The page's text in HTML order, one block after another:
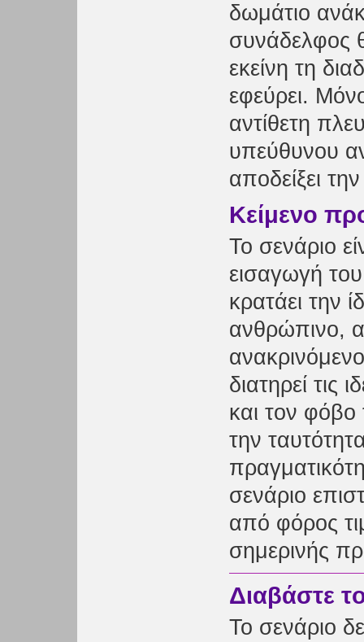
δωμάτιο
συνάδελφος
εκείνη τη
εφεύρει.
αντίθετη
υπεύθυνου
αποδείξει
Κείμενο
Το σενάριο
εισαγωγή
κρατάει την
ανθρώπινο,
διατηρεί τις
και τον φόβο
την
σενάριο
από φόρος
σημερινής
Διαβάστε
Το σενάριο